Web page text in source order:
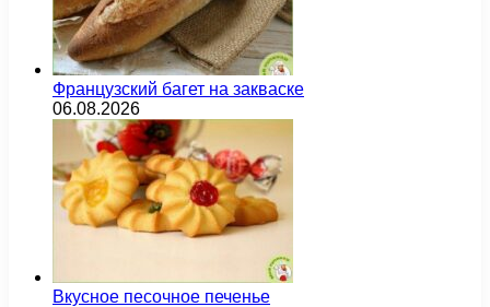
Французский багет на закваске
06.08.2026
Вкусное песочное печенье